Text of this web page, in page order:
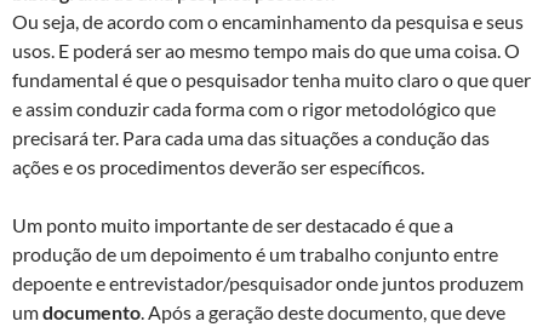
Ou seja, de acordo com o encaminhamento da pesquisa e seus
usos. E poderá ser ao mesmo tempo mais do que uma coisa. O
fundamental é que o pesquisador tenha muito claro o que quer
e assim conduzir cada forma com o rigor metodológico que
precisará ter. Para cada uma das situações a condução das
ações e os procedimentos deverão ser específicos.
Um ponto muito importante de ser destacado é que a
produção de um depoimento é um trabalho conjunto entre
depoente e entrevistador/pesquisador onde juntos produzem
umdocumento. Após a geração deste documento, que deve